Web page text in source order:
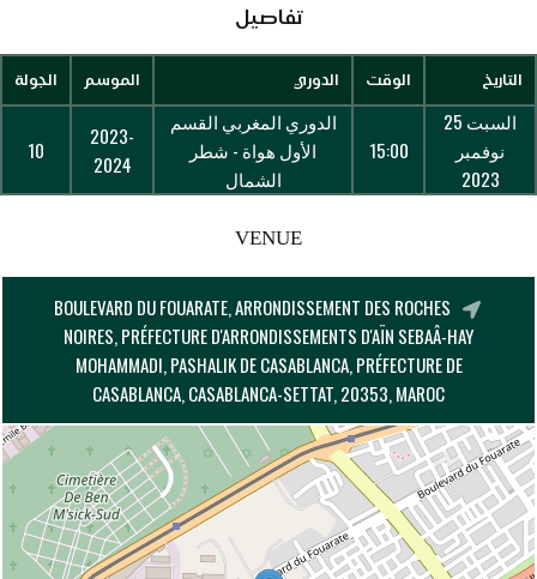
تفاصيل
التاريخ الوقت الدوري الموسم الجولة
السبت 25
نوفمبر
2023
15:00
الدوري المغربي القسم
الأول هواة - شطر
الشمال
2023-
2024
10
VENUE
BOULEVARD DU FOUARATE, ARRONDISSEMENT DES ROCHES
NOIRES, PRÉFECTURE D'ARRONDISSEMENTS D'AÏN SEBAÂ-HAY
MOHAMMADI, PASHALIK DE CASABLANCA, PRÉFECTURE DE
CASABLANCA, CASABLANCA-SETTAT, 20353, MAROC